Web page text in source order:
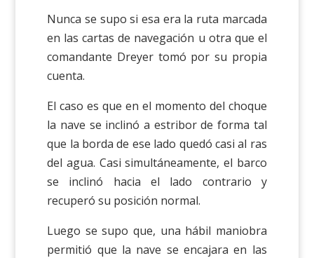
Nunca se supo si esa era la ruta marcada
en las cartas de navegación u otra que el
comandante Dreyer tomó por su propia
cuenta.
El caso es que en el momento del choque
la nave se inclinó a estribor de forma tal
que la borda de ese lado quedó casi al ras
del agua. Casi simultáneamente, el barco
se inclinó hacia el lado contrario y
recuperó su posición normal.
Luego se supo que, una hábil maniobra
permitió que la nave se encajara en las